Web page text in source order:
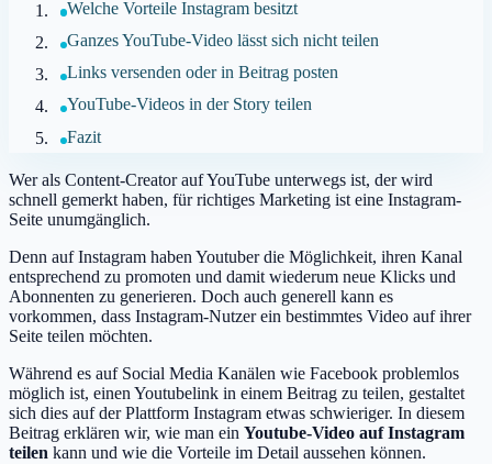
Welche Vorteile Instagram besitzt
Ganzes YouTube-Video lässt sich nicht teilen
Links versenden oder in Beitrag posten
YouTube-Videos in der Story teilen
Fazit
Wer als Content-Creator auf YouTube unterwegs ist, der wird
schnell gemerkt haben, für richtiges Marketing ist eine Instagram-
Seite unumgänglich.
Denn auf Instagram haben Youtuber die Möglichkeit, ihren Kanal
entsprechend zu promoten und damit wiederum neue Klicks und
Abonnenten zu generieren. Doch auch generell kann es
vorkommen, dass Instagram-Nutzer ein bestimmtes Video auf ihrer
Seite teilen möchten.
Während es auf Social Media Kanälen wie Facebook problemlos
möglich ist, einen Youtubelink in einem Beitrag zu teilen, gestaltet
sich dies auf der Plattform Instagram etwas schwieriger. In diesem
Beitrag erklären wir, wie man ein Youtube-Video auf Instagram
teilen kann und wie die Vorteile im Detail aussehen können.